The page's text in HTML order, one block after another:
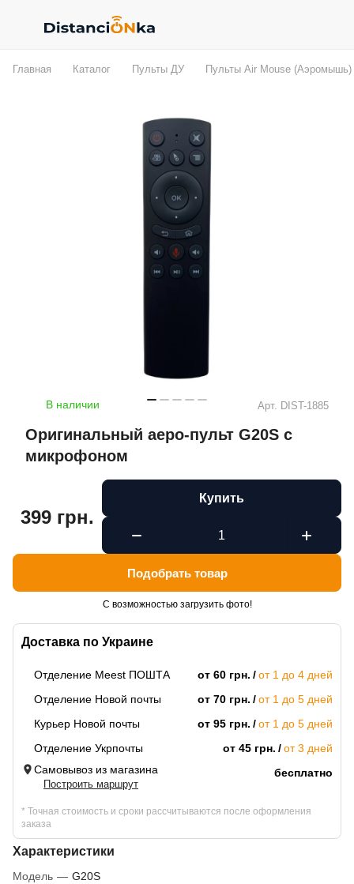
Главная Каталог Пульты ДУ Пульты Air Mouse (Аэромышь)
В наличии Арт. DIST-1885
Оригинальный аеро-пульт G20S с
микрофоном
Доставка по Украине
Отделение Meest ПОШТА от 60 грн.
от 1 до 4 дней
Отделение Новой почты
от 70 грн.
от 1 до 5 дней
Курьер Новой почты
от 95 грн.
от 1 до 5 дней
Отделение Укрпочты
от 45 грн.
от 3 дней
Самовывоз из магазина
Построить маршрут
бесплатно
* Точная стоимость и сроки рассчитываются после оформления
заказа
Характеристики
Модель — G20S
399 грн.
Купить
Подобрать товар
С возможностью загрузить фото!